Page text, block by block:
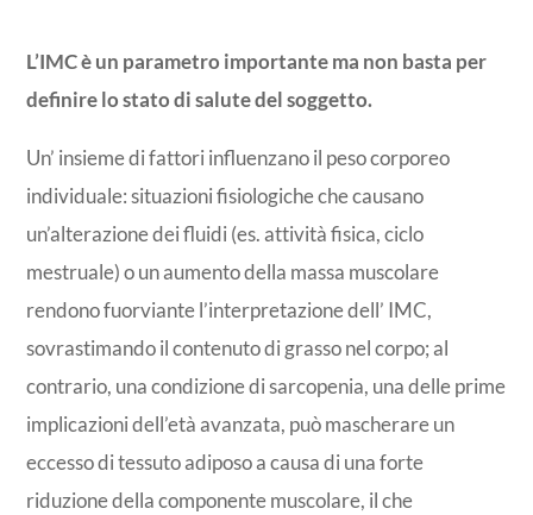
L’IMC è un parametro importante ma non basta per
definire lo stato di salute del soggetto.
Un’ insieme di fattori influenzano il peso corporeo
individuale: situazioni fisiologiche che causano
un’alterazione dei fluidi (es. attività fisica, ciclo
mestruale) o un aumento della massa muscolare
rendono fuorviante l’interpretazione dell’ IMC,
sovrastimando il contenuto di grasso nel corpo; al
contrario, una condizione di sarcopenia, una delle prime
implicazioni dell’età avanzata, può mascherare un
eccesso di tessuto adiposo a causa di una forte
riduzione della componente muscolare, il che